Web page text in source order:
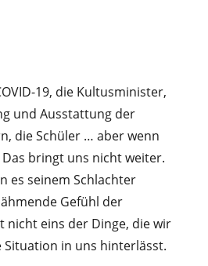
19, die Kultusminister,
und Ausstattung der
die Schüler … aber wenn
bringt uns nicht weiter.
es seinem Schlachter
Gefühl der
nicht eins der Dinge, die wir
Situation in uns hinterlässt.